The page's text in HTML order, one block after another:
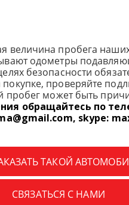
величина пробега
одометры
безопасности
проверяйте
пробег может быть
обращайтесь по
skype:
ТАКОЙ
СВЯЗАТЬСЯ С НАМИ